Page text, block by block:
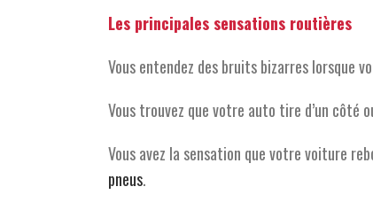
Les principales sensations routières
Vous entendez des bruits bizarres lorsque
Vous trouvez que votre auto tire d’un côté
Vous avez la sensation que votre voiture
pneus.